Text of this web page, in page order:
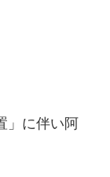
」に伴い阿